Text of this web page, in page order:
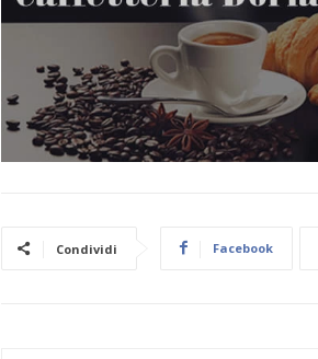
Condividi Facebook